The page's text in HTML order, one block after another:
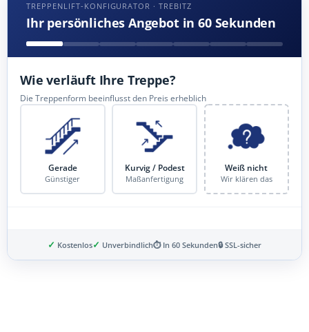
TREPPENLIFT-KONFIGURATOR · TREBITZ
Ihr persönliches Angebot in 60 Sekunden
Wie verläuft Ihre Treppe?
Die Treppenform beeinflusst den Preis erheblich
Gerade
Günstiger
Kurvig / Podest
Maßanfertigung
Weiß nicht
Wir klären das
✓ Kostenlos✓ Unverbindlich⏱ In 60 Sekunden🔒 SSL-sicher